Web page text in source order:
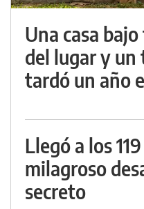
Una casa
del lugar y un
tardó un año
Llegó a los
milagroso
secreto